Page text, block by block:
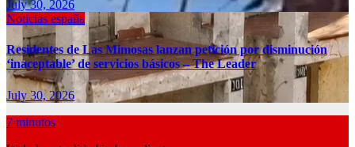
July 30, 2026
Noticias españa
Residentes de Las Mimosas lanzan petición por disminución
‘inaceptable’ de servicios básicos – The Leader
July 30, 2026
7 minutos